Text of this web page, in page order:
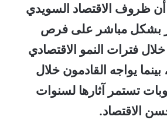
أن ظروف الاقتصاد السويدي
بشكل مباشر على فرص
فترات النمو الاقتصادي
يواجه القادمون خلال
تستمر آثارها لسنوات
الاقتصاد.